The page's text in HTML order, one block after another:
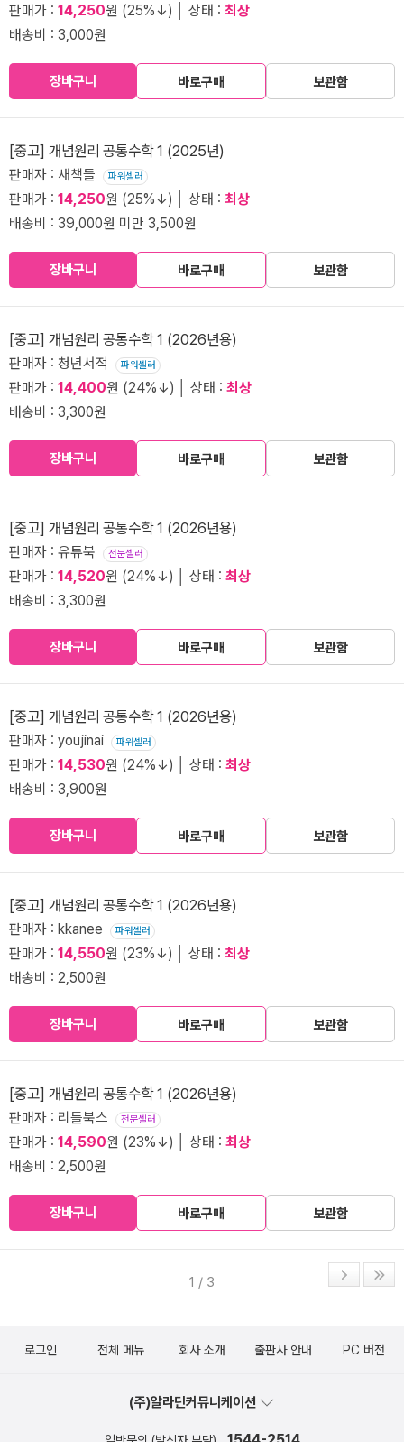
판매가 : 14,250원 (25%↓) │ 상태 : 최상
배송비 : 3,000원
장바구니 바로구매 보관함
[중고] 개념원리 공통수학 1 (2025년)
판매자 : 새책들 파워셀러
판매가 : 14,250원 (25%↓) │ 상태 : 최상
배송비 : 39,000원 미만 3,500원
장바구니 바로구매 보관함
[중고] 개념원리 공통수학 1 (2026년용)
판매자 : 청년서적 파워셀러
판매가 : 14,400원 (24%↓) │ 상태 : 최상
배송비 : 3,300원
장바구니 바로구매 보관함
[중고] 개념원리 공통수학 1 (2026년용)
판매자 : 유튜북 전문셀러
판매가 : 14,520원 (24%↓) │ 상태 : 최상
배송비 : 3,300원
장바구니 바로구매 보관함
[중고] 개념원리 공통수학 1 (2026년용)
판매자 : youjinai 파워셀러
판매가 : 14,530원 (24%↓) │ 상태 : 최상
배송비 : 3,900원
장바구니 바로구매 보관함
[중고] 개념원리 공통수학 1 (2026년용)
판매자 : kkanee 파워셀러
판매가 : 14,550원 (23%↓) │ 상태 : 최상
배송비 : 2,500원
장바구니 바로구매 보관함
[중고] 개념원리 공통수학 1 (2026년용)
판매자 : 리틀북스 전문셀러
판매가 : 14,590원 (23%↓) │ 상태 : 최상
배송비 : 2,500원
장바구니 바로구매 보관함
1 / 3
로그인 전체 메뉴 회사 소개 출판사 안내 PC 버전
(주)알라딘커뮤니케이션